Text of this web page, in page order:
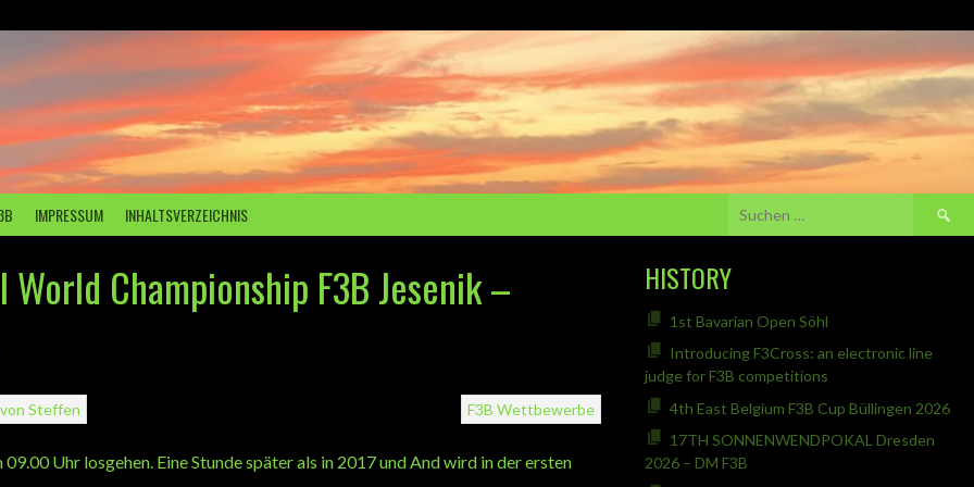
IMPRESSUM INHALTSVERZEICHNIS
Suchen
nach:
World Championship F3B Jesenik –
F3B Wettbewerbe
von Steffen
09.00 Uhr losgehen. Eine Stunde später als in 2017 und And wird in der ersten
HISTORY
1st Bavarian Open Söhl
Introducing F3Cross: an electronic line
judge for F3B competitions
4th East Belgium F3B Cup Büllingen 2026
17TH SONNENWENDPOKAL Dresden
2026 – DM F3B